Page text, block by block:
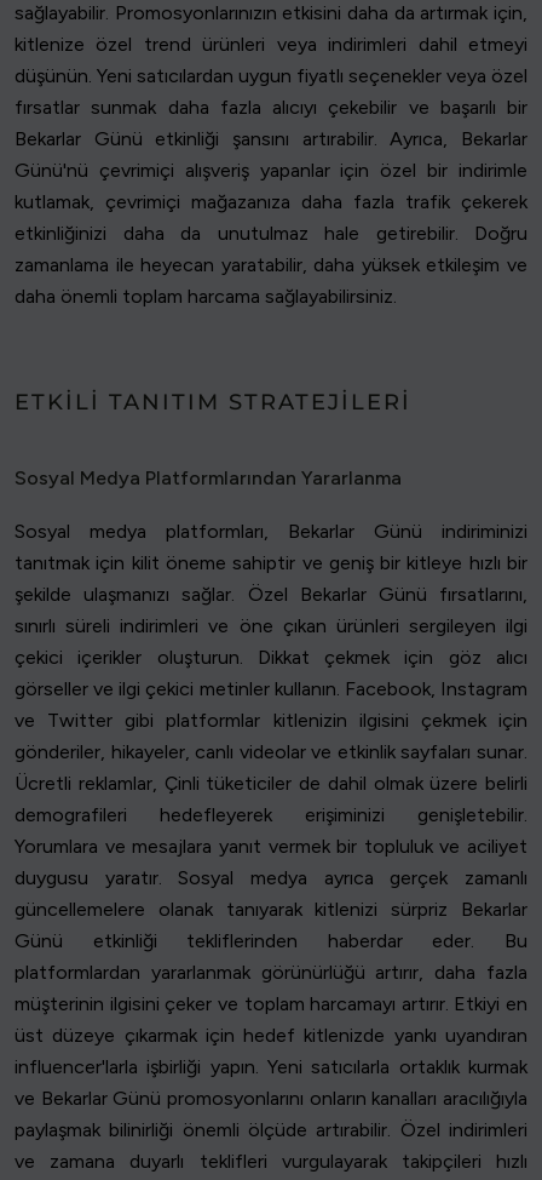
sağlayabilir. Promosyonlarınızın etkisini daha da artırmak için,
kitlenize özel trend ürünleri veya indirimleri dahil etmeyi
düşünün. Yeni satıcılardan uygun fiyatlı seçenekler veya özel
fırsatlar sunmak daha fazla alıcıyı çekebilir ve başarılı bir
Bekarlar Günü etkinliği şansını artırabilir. Ayrıca, Bekarlar
Günü'nü çevrimiçi alışveriş yapanlar için özel bir indirimle
kutlamak, çevrimiçi mağazanıza daha fazla trafik çekerek
etkinliğinizi daha da unutulmaz hale getirebilir. Doğru
zamanlama ile heyecan yaratabilir, daha yüksek etkileşim ve
daha önemli toplam harcama sağlayabilirsiniz.
ETKILI TANITIM STRATEJILERI
Sosyal Medya Platformlarından Yararlanma
Sosyal medya platformları, Bekarlar Günü indiriminizi
tanıtmak için kilit öneme sahiptir ve geniş bir kitleye hızlı bir
şekilde ulaşmanızı sağlar. Özel Bekarlar Günü fırsatlarını,
sınırlı süreli indirimleri ve öne çıkan ürünleri sergileyen ilgi
çekici içerikler oluşturun. Dikkat çekmek için göz alıcı
görseller ve ilgi çekici metinler kullanın. Facebook, Instagram
ve Twitter gibi platformlar kitlenizin ilgisini çekmek için
gönderiler, hikayeler, canlı videolar ve etkinlik sayfaları sunar.
Ücretli reklamlar, Çinli tüketiciler de dahil olmak üzere belirli
demografileri hedefleyerek erişiminizi genişletebilir.
Yorumlara ve mesajlara yanıt vermek bir topluluk ve aciliyet
duygusu yaratır. Sosyal medya ayrıca gerçek zamanlı
güncellemelere olanak tanıyarak kitlenizi sürpriz Bekarlar
Günü etkinliği tekliflerinden haberdar eder. Bu
platformlardan yararlanmak görünürlüğü artırır, daha fazla
müşterinin ilgisini çeker ve toplam harcamayı artırır. Etkiyi en
üst düzeye çıkarmak için hedef kitlenizde yankı uyandıran
influencer'larla işbirliği yapın. Yeni satıcılarla ortaklık kurmak
ve Bekarlar Günü promosyonlarını onların kanalları aracılığıyla
paylaşmak bilinirliği önemli ölçüde artırabilir. Özel indirimleri
ve zamana duyarlı teklifleri vurgulayarak takipçileri hızlı